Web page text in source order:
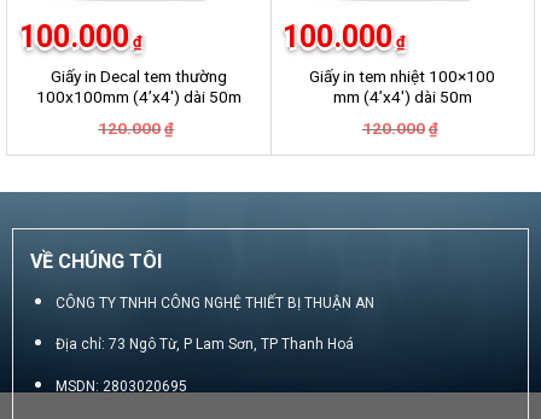
Giấy in Decal tem thường
100x100mm (4’x4′) dài 50m
120.000 ₫
là:
100.000 ₫
tại
100.000₫.
Giấy in tem nhiệt 100×100
mm (4’x4′) dài 50m
120.000 ₫
là:
100.000 ₫
tại
100.000₫.
VỀ CHÚNG TÔI
CÔNG TY TNHH CÔNG NGHỆ THIẾT BỊ THUẬN AN
Địa chỉ: 73 Ngô Từ, P Lam Sơn, TP Thanh Hoá
MSDN: 2803020695